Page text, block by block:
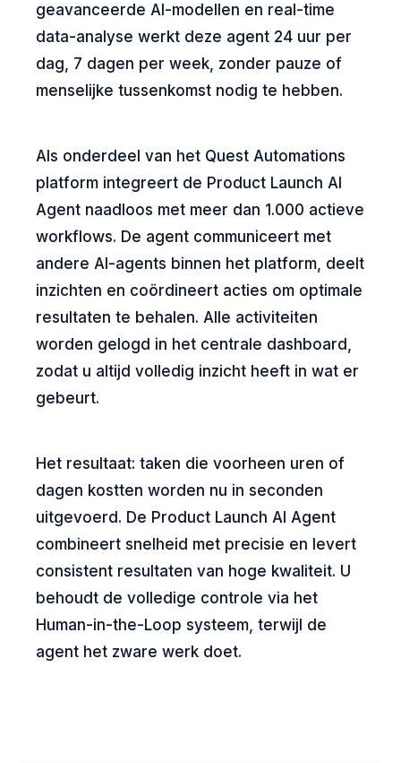
geavanceerde AI-modellen en real-time
data-analyse werkt deze agent 24 uur per
dag, 7 dagen per week, zonder pauze of
menselijke tussenkomst nodig te hebben.
Als onderdeel van het Quest Automations
platform integreert de Product Launch AI
Agent naadloos met meer dan 1.000 actieve
workflows. De agent communiceert met
andere AI-agents binnen het platform, deelt
inzichten en coördineert acties om optimale
resultaten te behalen. Alle activiteiten
worden gelogd in het centrale dashboard,
zodat u altijd volledig inzicht heeft in wat er
gebeurt.
Het resultaat: taken die voorheen uren of
dagen kostten worden nu in seconden
uitgevoerd. De Product Launch AI Agent
combineert snelheid met precisie en levert
consistent resultaten van hoge kwaliteit. U
behoudt de volledige controle via het
Human-in-the-Loop systeem, terwijl de
agent het zware werk doet.